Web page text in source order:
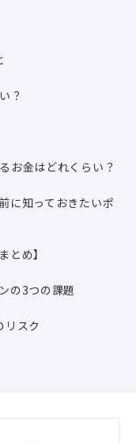
？
お金はどれくらい？
に知っておきたいポ
とめ】
の3つの課題
リスク